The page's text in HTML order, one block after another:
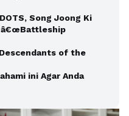
Song Joong Ki
â€œBattleship
of the
ini Agar Anda